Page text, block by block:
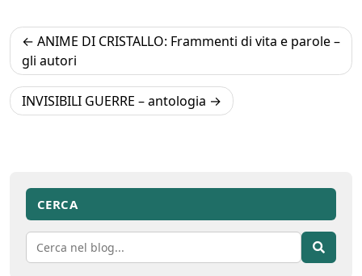
Navigazione
articoli
ANIME DI CRISTALLO: Frammenti di vita e parole –
gli autori
INVISIBILI GUERRE – antologia
CERCA